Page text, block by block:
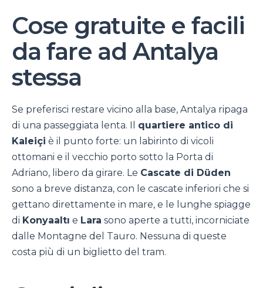
Cose gratuite e facili
da fare ad Antalya
stessa
Se preferisci restare vicino alla base, Antalya ripaga
di una passeggiata lenta. Il quartiere antico di
Kaleiçi è il punto forte: un labirinto di vicoli
ottomani e il vecchio porto sotto la Porta di
Adriano, libero da girare. Le Cascate di Düden
sono a breve distanza, con le cascate inferiori che si
gettano direttamente in mare, e le lunghe spiagge
di Konyaaltı e Lara sono aperte a tutti, incorniciate
dalle Montagne del Tauro. Nessuna di queste
costa più di un biglietto del tram.